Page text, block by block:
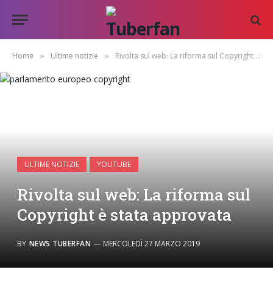
Home » Ultime notizie » Rivolta sul web: La riforma sul Copyright è stata approvata
ULTIME NOTIZIE YOUTUBE
Rivolta sul web: La riforma sul
Copyright è stata approvata
BY NEWS TUBERFAN MERCOLEDÌ 27 MARZO 2019